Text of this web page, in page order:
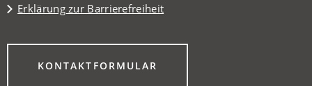
Erklärung zur Barrierefreiheit
KONTAKTFORMULAR
(ÖFFNET